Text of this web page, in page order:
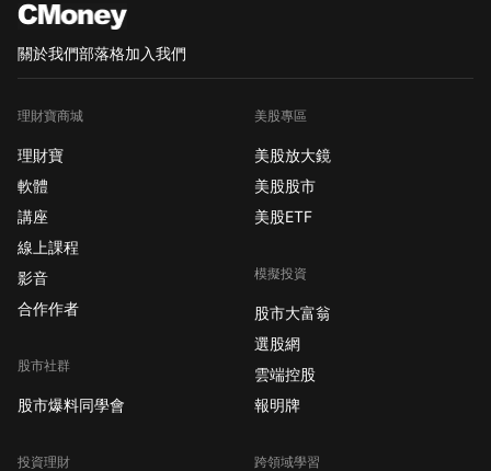
關於我們部落格加入我們
理財寶商城
理財寶
軟體
講座
線上課程
影音
合作作者
股市社群
股市爆料同學會
投資理財
美股專區
美股放大鏡
美股股市
美股ETF
模擬投資
股市大富翁
選股網
雲端控股
報明牌
跨領域學習